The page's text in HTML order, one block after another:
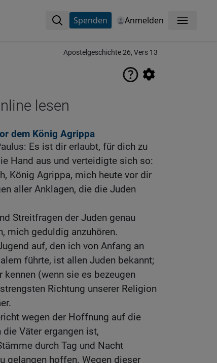
Spenden Anmelden Menü
Apostelgeschichte 26, Vers 13
lesen
dem König Agrippa
Es ist dir erlaubt, für dich zu
Hand aus und verteidigte sich so:
König Agrippa, mich heute vor dir
aller Anklagen, die die Juden
Streitfragen der Juden genau
mich geduldig anzuhören.
auf, den ich von Anfang an
führte, ist allen Juden bekannt;
(wenn sie es bezeugen
Richtung unserer Religion
wegen der Hoffnung auf die
Väter ergangen ist,
durch Tag und Nacht
gelangen hoffen. Wegen dieser